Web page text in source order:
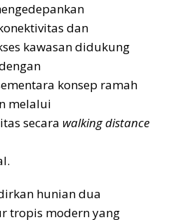
dan
kawasan didukung
konsep ramah
melalui
secara walking distance
hunian dua
tropis modern yang